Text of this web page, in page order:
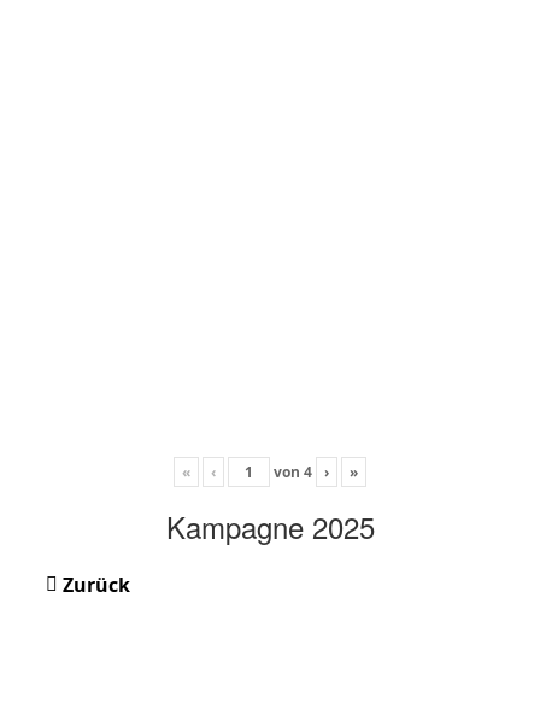
« ‹ von 4 › »
Kampagne 2025
Zurück